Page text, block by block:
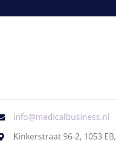
info@medicalbusiness.nl
Kinkerstraat 96-2, 1053 EB,